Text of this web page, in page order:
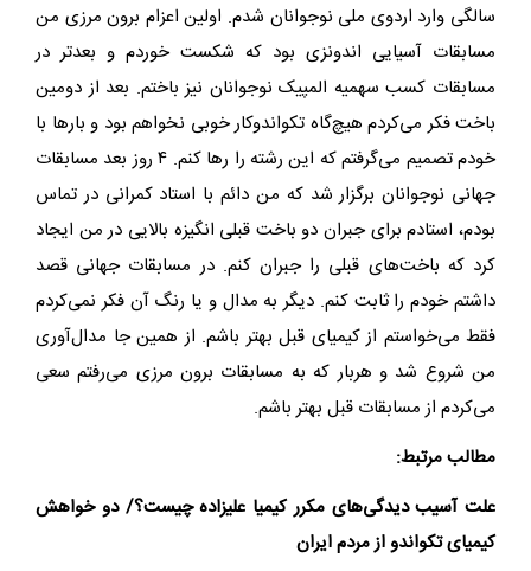
سالگی وارد اردوی ملی نوجوانان شدم. اولین اعزام برون مرزی من
مسابقات آسیایی اندونزی بود که شکست خوردم و بعدتر در
مسابقات کسب سهمیه المپیک نوجوانان نیز باختم. بعد از دومین
باخت فکر می‌کردم هیچ‌گاه تکواندوکار خوبی نخواهم بود و بارها با
خودم تصمیم می‌گرفتم که این رشته را رها کنم. ۴ روز بعد مسابقات
جهانی نوجوانان برگزار شد که من دائم با استاد کمرانی در تماس
بودم، استادم برای جبران دو باخت قبلی انگیزه بالایی در من ایجاد
کرد که باخت‌های قبلی را جبران کنم. در مسابقات جهانی قصد
داشتم خودم را ثابت کنم. دیگر به مدال و یا رنگ آن فکر نمی‌کردم
فقط می‌خواستم از کیمیای قبل بهتر باشم. از همین جا مدال‌آوری
من شروع شد و هربار که به مسابقات برون مرزی می‌رفتم سعی
می‌کردم از مسابقات قبل بهتر باشم.
مطالب مرتبط:
علت آسیب دیدگی‌های مکرر کیمیا علیزاده چیست؟/ دو خواهش
کیمیای تکواندو از مردم ایران